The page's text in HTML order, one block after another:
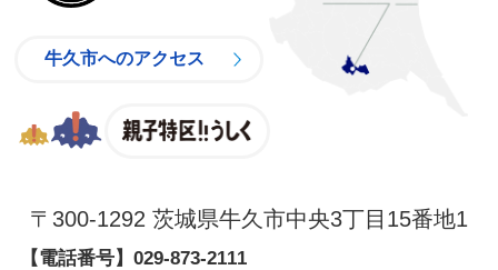
牛久市へのアクセス
〒300-1292 茨城県牛久市中央3丁目15番地1
【電話番号】 029-873-2111